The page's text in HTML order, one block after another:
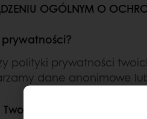
OGÓLNYM O
polityki prywatności
dane anonimowe
dane osobowe?